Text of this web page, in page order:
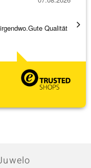
Qualität
Die